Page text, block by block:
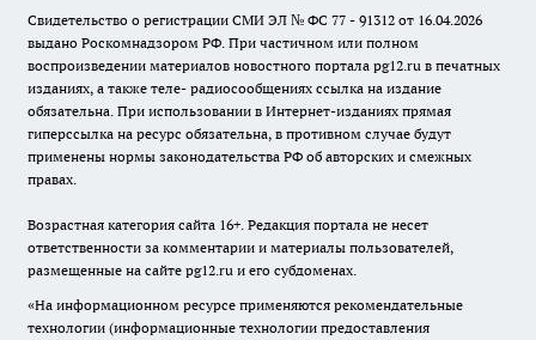
Свидетельство о регистрации СМИ ЭЛ № ФС 77 - 91312 от 16.04.2026
выдано Роскомнадзором РФ. При частичном или полном
воспроизведении материалов новостного портала pg12.ru в печатных
изданиях, а также теле- радиосообщениях ссылка на издание
обязательна. При использовании в Интернет-изданиях прямая
гиперссылка на ресурс обязательна, в противном случае будут
применены нормы законодательства РФ об авторских и смежных
правах.
Возрастная категория сайта 16+. Редакция портала не несет
ответственности за комментарии и материалы пользователей,
размещенные на сайте pg12.ru и его субдоменах.
«На информационном ресурсе применяются рекомендательные
технологии (информационные технологии предоставления